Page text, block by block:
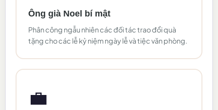
Ông già Noel bí mật
Phân công ngẫu nhiên các đối tác trao đổi quà
tặng cho các lễ kỷ niệm ngày lễ và tiệc văn phòng.
💼